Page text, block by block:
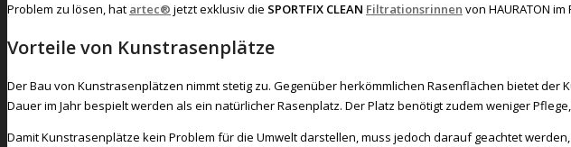
Problem zu lösen, hat artec® jetzt exklusiv die SPORTFIX CLEAN Filtrationsrinnen von HAURATON im
Vorteile von Kunstrasenplätze
Der Bau von Kunstrasenplätzen nimmt stetig zu. Gegenüber herkömmlichen Rasenflächen bietet der
Dauer im Jahr bespielt werden als ein natürlicher Rasenplatz. Der Platz benötigt zudem weniger
Damit Kunstrasenplätze kein Problem für die Umwelt darstellen, muss jedoch darauf geachtet